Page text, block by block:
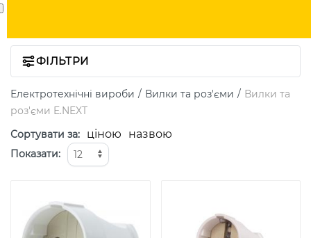
ФІЛЬТРИ
Електротехнічні вироби Вилки та роз'єми
Вилки та
роз'єми E.NEXT
Сортувати за: ціною назвою
Показати: